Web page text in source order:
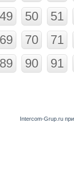
49 50
51
69 70
71
89 90
91
Intercom-Grup.ru